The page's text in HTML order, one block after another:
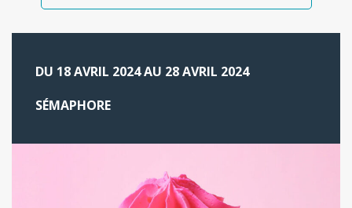
DU 18 AVRIL 2024 AU 28 AVRIL 2024
SÉMAPHORE